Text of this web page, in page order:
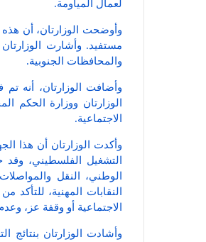
لعمال المياومة.
مستفيد. وأشارت
والمحافظات الجنوبية.
وأضافت الوزارتان، أنه
الوزارتان ووزارة الحكم
الاجتماعية.
وأكدت الوزارتان أن هذا
التشغيل الفلسطيني، وقد
الوطني، النقل
النقابات المهنية،
الاجتماعية أو وقفة عز،
وأشادت الوزارتان